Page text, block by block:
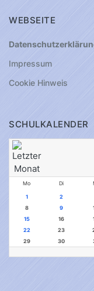
WEBSEITE
Impressum
Cookie Hinweis
SCHULKALENDER
Mo Di
1 2
8
9
15
16
22
23
29
30